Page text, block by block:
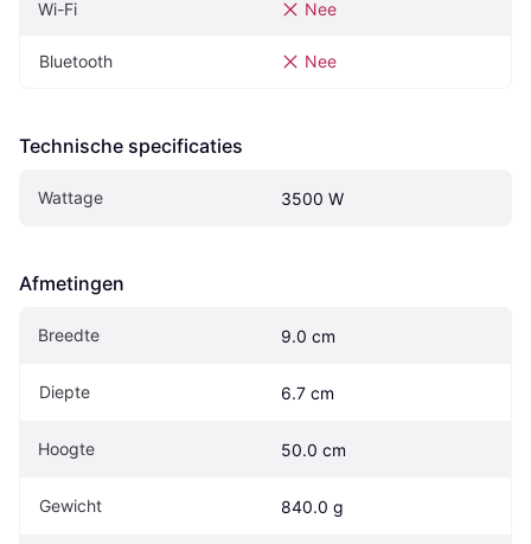
Wi-Fi Nee
Bluetooth Nee
Technische specificaties
Wattage 3500 W
Afmetingen
Breedte 9.0 cm
Diepte 6.7 cm
Hoogte 50.0 cm
Gewicht 840.0 g